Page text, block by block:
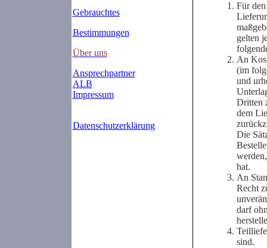
Gebrauchtes
Bestimmungen
Über uns
Ansprechpartner
ALB
Impressum
Datenschutzerklärung
Für
gelten
An
(im
und
Dritten
dem
Die
hat.
An
Recht
darf
sind.